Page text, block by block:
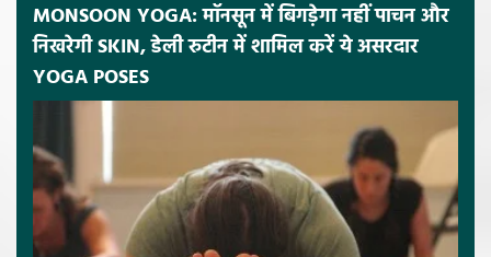
MONSOON YOGA: मॉनसून में बिगड़ेगा नहीं पाचन और
निखरेगी SKIN, डेली रुटीन में शामिल करें ये असरदार
YOGA POSES